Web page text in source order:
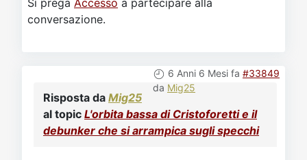
conversazione.
6 Anni 6 Mesi fa #33849
da Mig25
Risposta da Mig25
al topic L'orbita bassa di Cristoforetti e il
debunker che si arrampica sugli specchi